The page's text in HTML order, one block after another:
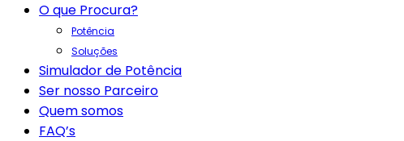
O que Procura?
Potência
Soluções
Simulador de Potência
Ser nosso Parceiro
Quem somos
FAQ’s